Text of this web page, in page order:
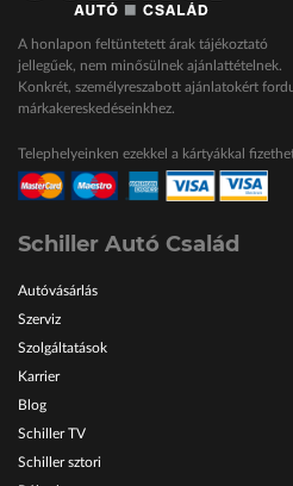
VW Haszonjárművek
VW Service Schiller
ŠKODA Schiller
Karosszéria Centrum
A honlapon feltüntetett árak tájékoztató
jellegűek, nem minősülnek ajánlattételnek.
Konkrét, személyreszabott ajánlatokért
márkakereskedéseinkhez.
Telephelyeinken ezekkel a kártyákkal
Schiller Autó Család
Autóvásárlás
Szerviz
Szolgáltatások
Karrier
Blog
Schiller TV
Schiller sztori